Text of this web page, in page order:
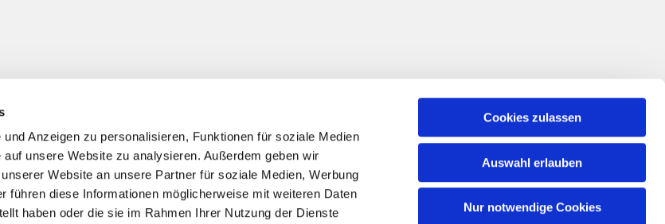
Anzeigen zu personalisieren, Funktionen für soziale Medien
unsere Website zu analysieren. Außerdem geben wir
Website an unsere Partner für soziale Medien, Werbung
führen diese Informationen möglicherweise mit weiteren Daten
haben oder die sie im Rahmen Ihrer Nutzung der Dienste
Cookies zulassen
Auswahl erlauben
Nur notwendige Cookies